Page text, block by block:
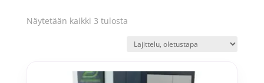
Näytetään kaikki 3 tulosta